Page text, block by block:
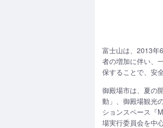
富士山は、2013年
者の増加に伴い、
保することで、安
御殿場市は、夏の
動」、御殿場観光
ションスペース『
場実行委員会を中